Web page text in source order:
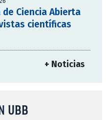
Ciencia Abierta
científicas
+ Noticias
UBB